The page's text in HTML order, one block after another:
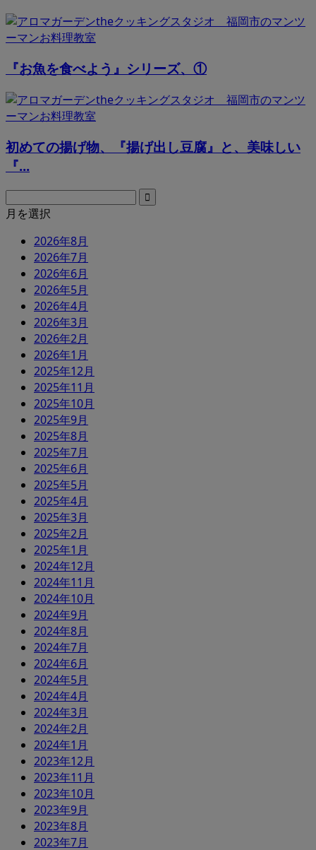
『お魚を食べよう』シリーズ、①
初めての揚げ物、『揚げ出し豆腐』と、美味しい
『...
月を選択
2026年8月
2026年7月
2026年6月
2026年5月
2026年4月
2026年3月
2026年2月
2026年1月
2025年12月
2025年11月
2025年10月
2025年9月
2025年8月
2025年7月
2025年6月
2025年5月
2025年4月
2025年3月
2025年2月
2025年1月
2024年12月
2024年11月
2024年10月
2024年9月
2024年8月
2024年7月
2024年6月
2024年5月
2024年4月
2024年3月
2024年2月
2024年1月
2023年12月
2023年11月
2023年10月
2023年9月
2023年8月
2023年7月